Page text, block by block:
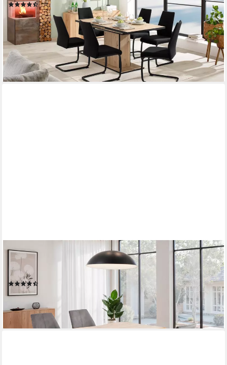
(390)
399,99 € UVP 1.014,99 €
-61%
lieferbar - in 2-3 Werktagen bei dir
+4
HELA
Essgruppe ILLER Tisch 140x90 cm, (Set, 5-tlg), 5tlg., Baumkante
46mm, X-Gestell, Schwingstuhl, Federkorb
383,92 €
-55%
lieferbar in 3 Wochen